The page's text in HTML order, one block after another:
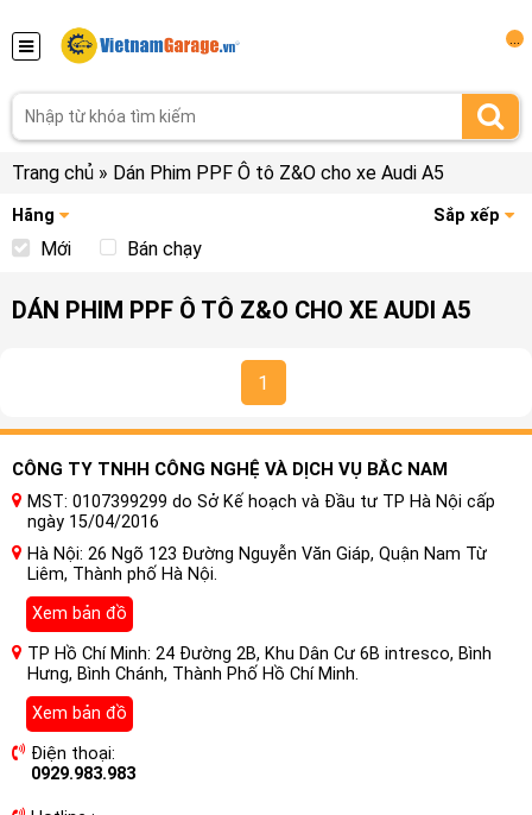
Trang chủ » Dán Phim PPF Ô tô Z&O cho xe Audi A5
Hãng Sắp xếp
Mới Bán chạy
DÁN PHIM PPF Ô TÔ Z&O CHO XE AUDI A5
1
CÔNG TY TNHH CÔNG NGHỆ VÀ DỊCH VỤ BẮC NAM
MST: 0107399299 do Sở Kế hoạch và Đầu tư TP Hà Nội cấp
ngày 15/04/2016
Hà Nội: 26 Ngõ 123 Đường Nguyễn Văn Giáp, Quận Nam Từ
Liêm, Thành phố Hà Nội.
Xem bản đồ
TP Hồ Chí Minh: 24 Đường 2B, Khu Dân Cư 6B intresco, Bình
Hưng, Bình Chánh, Thành Phố Hồ Chí Minh.
Xem bản đồ
Điện thoại:
0929.983.983